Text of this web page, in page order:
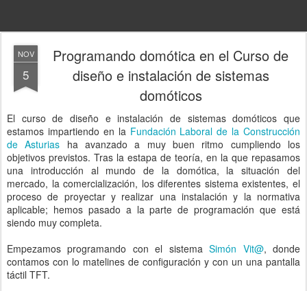
NOV
5
Programando domótica en el Curso de
diseño e instalación de sistemas
domóticos
El curso de diseño e instalación de sistemas domóticos que
estamos impartiendo en la Fundación Laboral de la Construcción
de Asturias ha avanzado a muy buen ritmo cumpliendo los
objetivos previstos. Tras la estapa de teoría, en la que repasamos
una introducción al mundo de la domótica, la situación del
mercado, la comercialización, los diferentes sistema existentes, el
proceso de proyectar y realizar una instalación y la normativa
aplicable; hemos pasado a la parte de programación que está
siendo muy completa.
Empezamos programando con el sistemaSimón Vit@, donde
contamos con lo matelines de configuración y con un una pantalla
táctil TFT.